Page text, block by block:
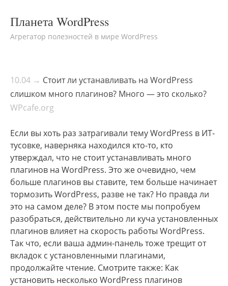
Планета WordPress
Агрегатор полезностей в мире WordPress
10.04 → Стоит ли устанавливать на WordPress
слишком много плагинов? Много — это сколько?
WPcafe.org
Если вы хоть раз затрагивали тему WordPress в ИТ-
тусовке, наверняка находился кто-то, кто
утверждал, что не стоит устанавливать много
плагинов на WordPress. Это же очевидно, чем
больше плагинов вы ставите, тем больше начинает
тормозить WordPress, разве не так? Но правда ли
это на самом деле? В этом посте мы попробуем
разобраться, действительно ли куча установленных
плагинов влияет на скорость работы WordPress.
Так что, если ваша админ-панель тоже трещит от
вкладок с установленными плагинами,
продолжайте чтение. Смотрите также: Как
установить несколько WordPress плагинов